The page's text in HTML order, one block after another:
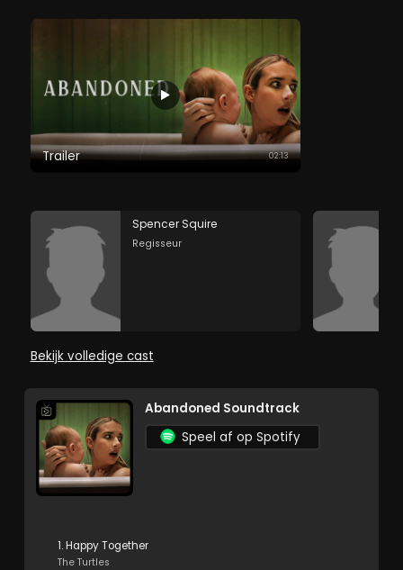
Trailer 02:13
Spencer Squire
Regisseur
Bekijk volledige cast
Abandoned Soundtrack
Speel af op Spotify
1. Happy Together
The Turtles